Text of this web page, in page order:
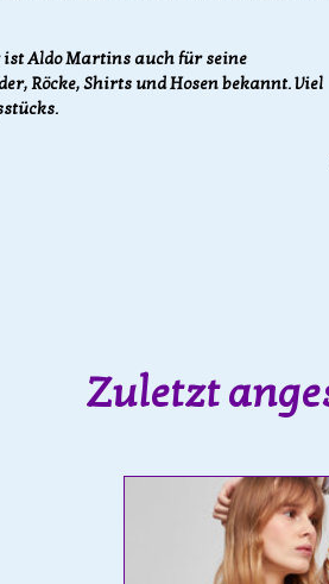
ist Aldo Martins auch für seine
Röcke, Shirts und Hosen bekannt. Viel
Zuletzt